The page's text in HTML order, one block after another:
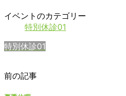
夏
暇
イベントのカテゴリー
特別休診01
特別休診01
前の記事